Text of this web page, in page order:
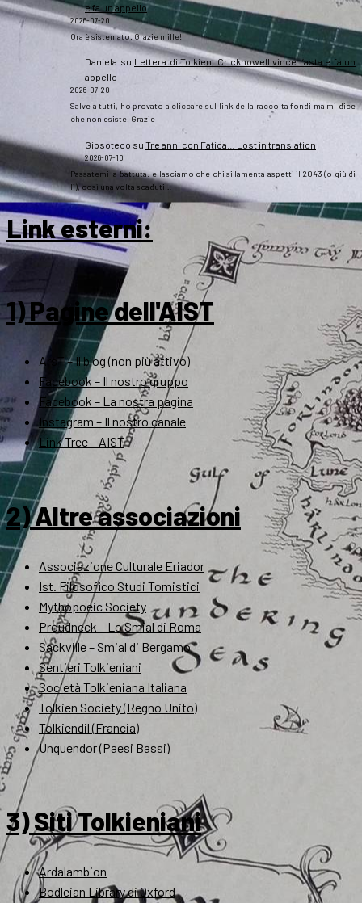
e fa un appello
2026-07-20
Ora è sistemato. Grazie mille!
Daniela su Lettera di Tolkien, Crickhowell vince l’asta e fa un
appello
2026-07-20
Salve a tutti, ho provato a cliccare sul link della raccolta fondi ma mi dice
che non esiste. Grazie
Gipsoteco su Tre anni con Fatica… Lost in translation
2026-07-10
Passatemi la battuta: e lasciamo che chi si lamenta aspetti il 2043 (o giù di
lì), così una volta scaduti…
Link esterni:
1) Pagine dell'AIST
ArsT – Il blog (non più attivo)
Facebook – Il nostro gruppo
Facebook – La nostra pagina
Instagram – Il nostro canale
Link Tree – AIST
2) Altre associazioni
Associazione Culturale Eriador
Ist. Filosofico Studi Tomistici
Mythopoeic Society
Proudneck – Lo Smial di Roma
Sackville – Smial di Bergamo
Sentieri Tolkieniani
Società Tolkieniana Italiana
Tolkien Society (Regno Unito)
Tolkiendil (Francia)
Unquendor (Paesi Bassi)
3) Siti Tolkieniani
Ardalambion
Bodleian Library di Oxford